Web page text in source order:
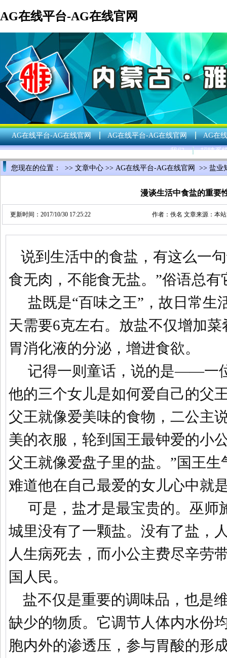
AG在线平台-AG在线官网
AG在线平台-AG在线官网 AG在线平台-AG在线官网
AG在
我们
招聘系
您现在的位置： >> 文章中心 >> AG在线平台-AG在线官网 >> 盐业
漫谈生活中食盐的重要
更新时间：2017/10/30 17:25:22 作者：佚名 文章来源：本
说到生活中的食盐，有这么一
食无肉，不能食无盐。”俗语总有
盐既是“百味之王”，故日常生
天需要6克左右。放盐不仅增加
胃消化液的分泌，增进食欲。
记得一则童话，说的是——一
他的三个女儿是如何爱自己的父
父王就像爱美味的食物，二公主
美的衣服，轮到国王最钟爱的小
父王就像爱盘子里的盐。”国王
难道他在自己最爱的女儿心中就
可是，盐才是最宝贵的。巫师
城里没有了一颗盐。没有了盐，
人生病死去，而小公主费尽辛劳
国人民。
盐不仅是重要的调味品，也是
缺少的物质。它调节人体内水份
胞内外的渗透压，参与胃酸的形